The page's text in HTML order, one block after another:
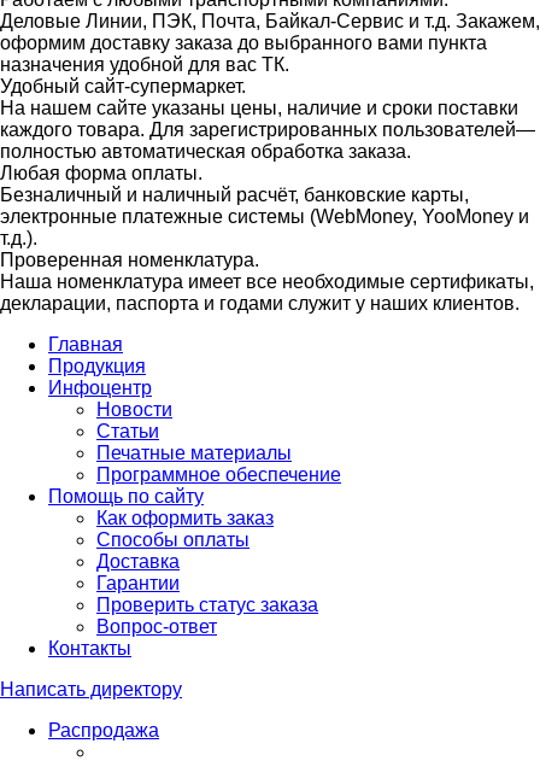
Деловые Линии, ПЭК, Почта, Байкал-Сервис и т.д. Закажем,
оформим доставку заказа до выбранного вами пункта
назначения удобной для вас ТК.
Удобный сайт-супермаркет.
На нашем сайте указаны цены, наличие и сроки поставки
каждого товара. Для зарегистрированных пользователей—
полностью автоматическая обработка заказа.
Любая форма оплаты.
Безналичный и наличный расчёт, банковские карты,
электронные платежные системы (WebMoney, YooMoney и
т.д.).
Проверенная номенклатура.
Наша номенклатура имеет все необходимые сертификаты,
декларации, паспорта и годами служит у наших клиентов.
Главная
Продукция
Инфоцентр
Новости
Статьи
Печатные материалы
Программное обеспечение
Помощь по сайту
Как оформить заказ
Способы оплаты
Доставка
Гарантии
Проверить статус заказа
Вопрос-ответ
Контакты
Написать директору
Распродажа